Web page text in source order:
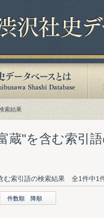
索結果
蔵"を含む索引
む索引語の検索結果 全1件中
件数順 降順